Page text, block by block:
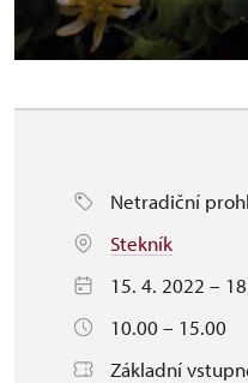
Netradiční
Stekník
15. 4. 2022 –
10.00 – 15.00
Základní